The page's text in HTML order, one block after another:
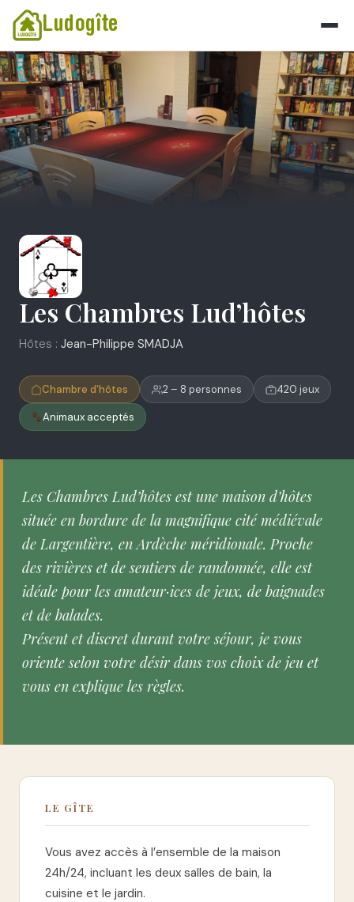
Ludogîte
Les Chambres Lud’hôtes
Hôtes : Jean-Philippe SMADJA
Chambre d'hôtes 2 – 8 personnes 420 jeux
Animaux acceptés
Les Chambres Lud’hôtes est une maison d’hôtes
située en bordure de la magnifique cité médiévale
de Largentière, en Ardèche méridionale. Proche
des rivières et de sentiers de randonnée, elle est
idéale pour les amateur·ices de jeux, de baignades
et de balades.
Présent et discret durant votre séjour, je vous
oriente selon votre désir dans vos choix de jeu et
vous en explique les règles.
LE GÎTE
Vous avez accès à l’ensemble de la maison
24h/24, incluant les deux salles de bain, la
cuisine et le jardin.